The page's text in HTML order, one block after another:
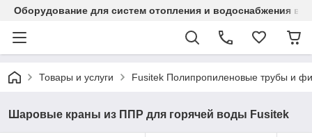
Оборудование для систем отопления и водоснабжения в
Товары и услуги Fusitek Полипропиленовые трубы и
Шаровые краны из ППР для горячей воды Fusitek